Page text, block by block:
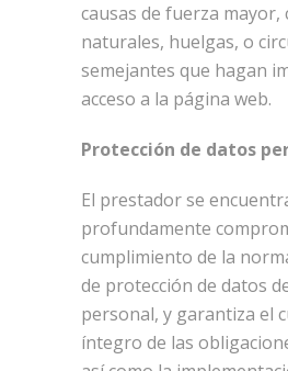
causas de fuerza mayor,
naturales, huelgas, o
semejantes que hagan
acceso a la página web.
Protección de datos
El prestador se
profundamente
cumplimiento de la
de protección de datos
personal, y garantiza el
íntegro de las